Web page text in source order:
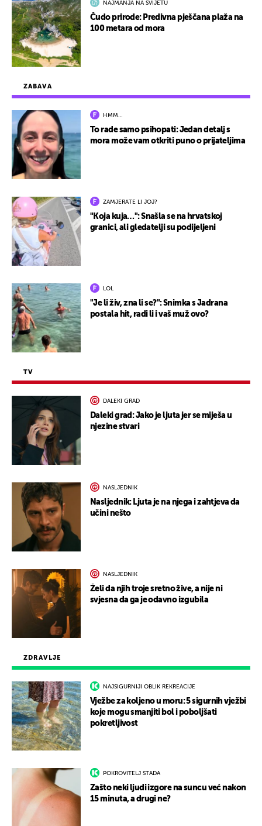
ZDRAVLJE
NAJSIGURNIJI OBLIK REKREACIJE
Vježbe za koljeno u moru: 5 sigurnih vježbi
koje mogu smanjiti bol i poboljšati
pokretljivost
POKROVITELJ STADA
Zašto neki ljudi izgore na suncu već nakon
15 minuta, a drugi ne?
ZABAVA
HMM…
To rade samo psihopati: Jedan detalj s
mora može vam otkriti puno o prijateljima
ZAMJERATE LI JOJ?
"Koja kuja…": Snašla se na hrvatskoj
granici, ali gledatelji su podijeljeni
LOL
"Je li živ, zna li se?": Snimka s Jadrana
postala hit, radi li i vaš muž ovo?
TV
DALEKI GRAD
Daleki grad: Jako je ljuta jer se miješa u
njezine stvari
NASLJEDNIK
Nasljednik: Ljuta je na njega i zahtjeva da
učini nešto
NASLJEDNIK
Želi da njih troje sretno žive, a nije ni
svjesna da ga je odavno izgubila
NAJMANJA NA SVIJETU
Čudo prirode: Predivna pješčana plaža na
100 metara od mora